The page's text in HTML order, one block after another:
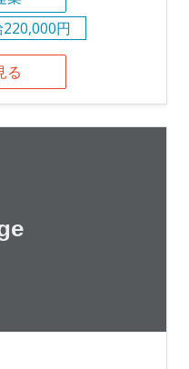
220,000円
る